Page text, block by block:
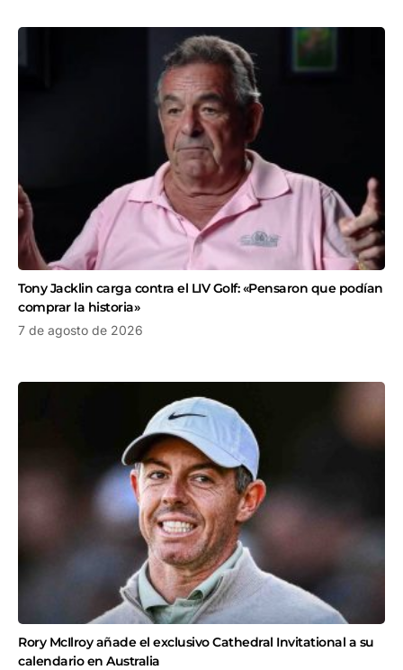
Tony Jacklin carga contra el LIV Golf: «Pensaron que podían
comprar la historia»
7 de agosto de 2026
Rory McIlroy añade el exclusivo Cathedral Invitational a su
calendario en Australia